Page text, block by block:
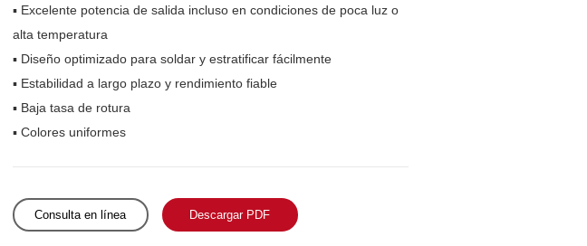
▪ Excelente potencia de salida incluso en condiciones de poca luz o
alta temperatura
▪ Diseño optimizado para soldar y estratificar fácilmente
▪ Estabilidad a largo plazo y rendimiento fiable
▪ Baja tasa de rotura
▪ Colores uniformes
Consulta en línea Descargar PDF